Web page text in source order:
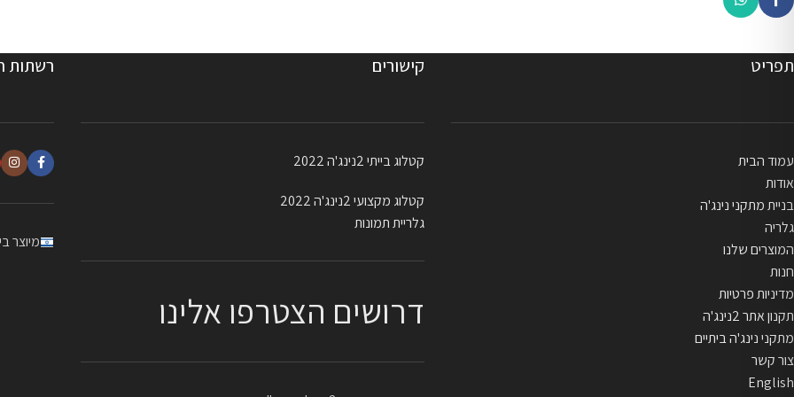
תפריט
עמוד הבית
אודות
בניית מתקני נינג'ה
גלריה
המוצרים שלנו
חנות
מדיניות פרטיות
תקנון אתר 2נינג'ה
מתקני נינג'ה ביתיים
צור קשר
English
קישורים
קטלוג בייתי 2נינג'ה 2022
קטלוג מקצועי 2נינג'ה 2022
גלריית תמונות
דרושים הצטרפו אלינו
רשתות
מיוצר